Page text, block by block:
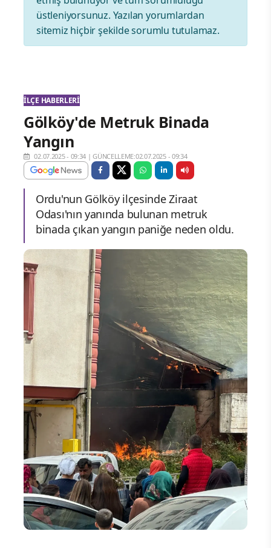
üstleniyorsunuz. Yazılan yorumlardan
sitemiz hiçbir şekilde sorumlu tutulamaz.
İLÇE HABERLERI
Gölköy'de Metruk Binada
Yangın
02.07.2025 - 09:34 |GÜNCELLEME:02.07.2025 - 09:34
Ordu'nun Gölköy ilçesinde Ziraat
Odası'nın yanında bulunan metruk
binada çıkan yangın paniğe neden oldu.